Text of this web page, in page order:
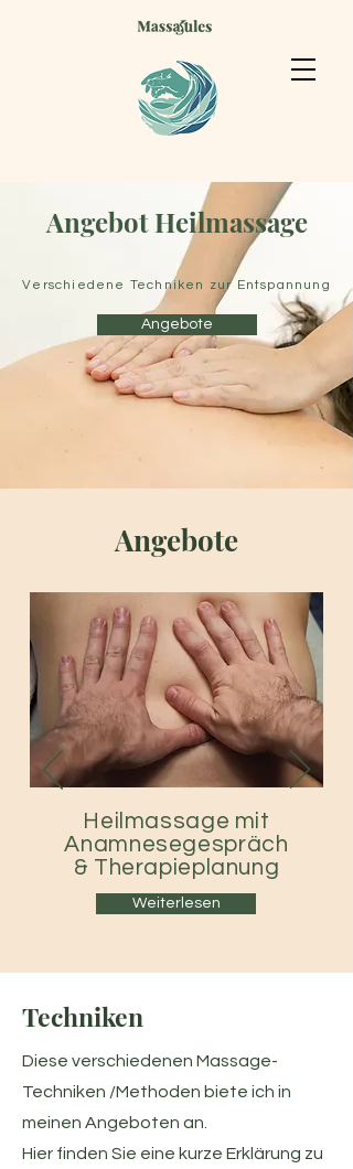
Angebot Heilmassage
Verschiedene Techniken zur Entspannung
Angebote
Angebote
Heilmassage mit
Anamnesegespräch
& Therapieplanung
Weiterlesen
Techniken
Diese verschiedenen Massage-
Techniken /Methoden biete ich in
meinen Angeboten an.
Hier finden Sie eine kurze Erklärung zu